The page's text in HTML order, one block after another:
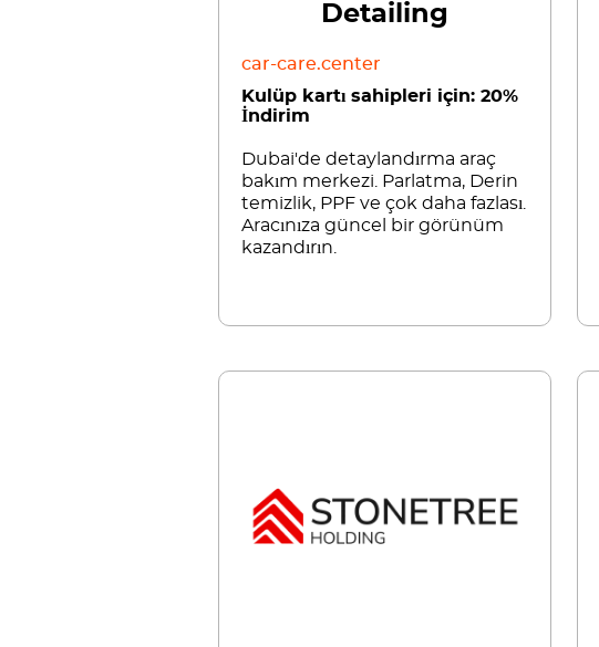
Detailing
car-care.center
Kulüp kartı sahipleri için: 20%
İndirim
Dubai'de detaylandırma araç
bakım merkezi. Parlatma, Derin
temizlik, PPF ve çok daha fazlası.
Aracınıza güncel bir görünüm
kazandırın.